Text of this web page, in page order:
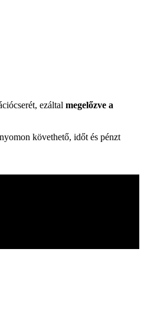
ezáltal megelőzve a
követhető, időt és pénzt